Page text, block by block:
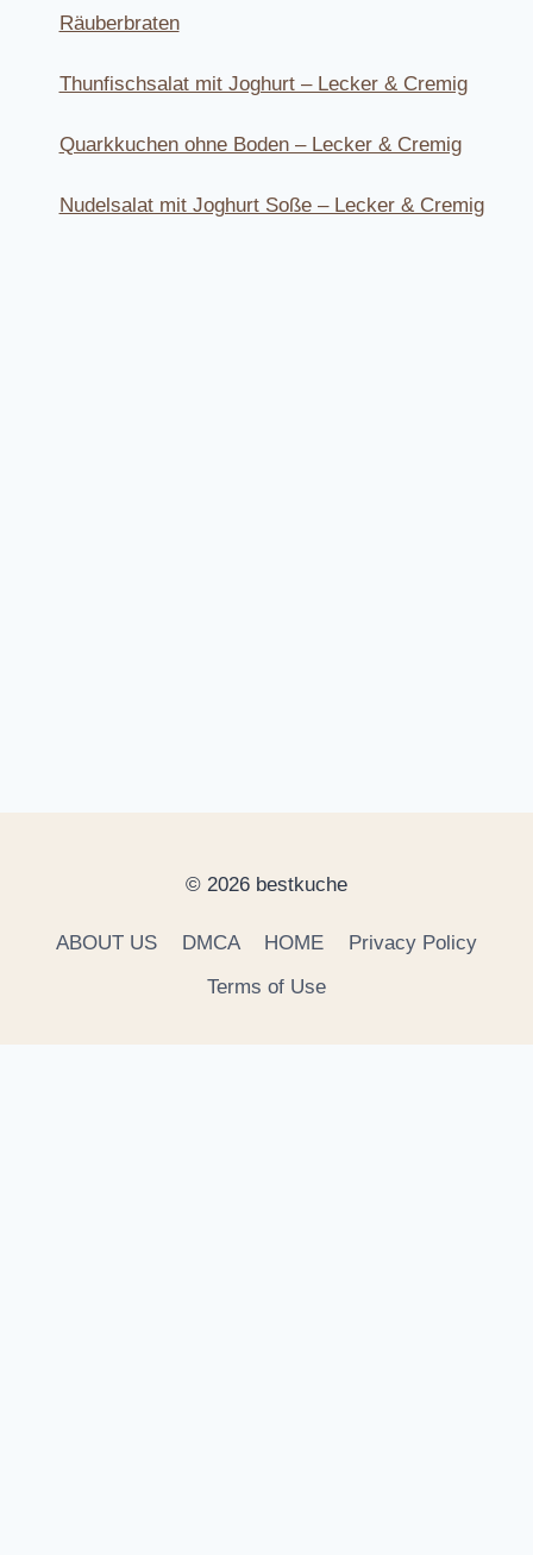
Räuberbraten
Thunfischsalat mit Joghurt – Lecker & Cremig
Quarkkuchen ohne Boden – Lecker & Cremig
Nudelsalat mit Joghurt Soße – Lecker & Cremig
© 2026 bestkuche
ABOUT US DMCA HOME
Privacy Policy
Terms of Use